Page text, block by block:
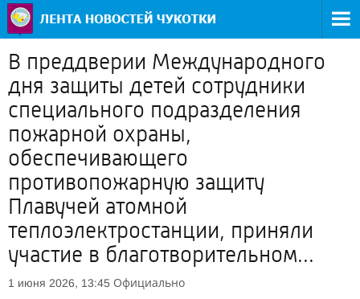
В преддверии Международного
дня защиты детей сотрудники
специального подразделения
пожарной охраны,
обеспечивающего
противопожарную защиту
Плавучей атомной
теплоэлектростанции, приняли
участие в благотворительном...
1 июня 2026, 13:45 Официально